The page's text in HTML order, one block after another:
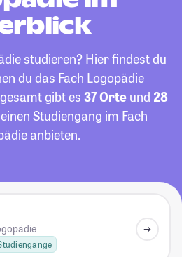
studieren? Hier findest du
du das Fach Logopädie
gibt es 37 Orteund 28
Studiengang im Fach
anbieten.